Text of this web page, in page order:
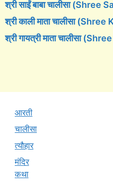
श्री साईं बाबा चालीसा (Shree
श्री काली माता चालीसा
श्री गायत्री माता चालीसा
आरती
चालीसा
त्यौहार
मंदिर
कथा